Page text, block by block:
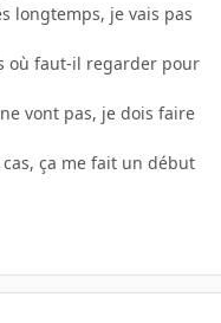
longtemps, je vais pas
où faut-il regarder pour
vont pas, je dois faire
ça me fait un début